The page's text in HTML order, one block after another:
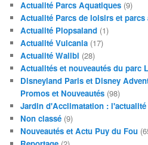
Actualité Parcs Aquatiques (9)
Actualité Parcs de loisirs et parcs
Actualité Plopsaland (1)
Actualité Vulcania (17)
Actualité Walibi (28)
Actualités et nouveautés du parc
Disneyland Paris et Disney
Promos et Nouveautés (98)
Jardin d'Acclimatation :
Non classé (9)
Nouveautés et Actu Puy du Fou